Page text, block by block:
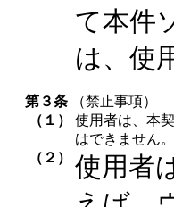
て本件
は、使
第３条 （禁止事項）
（１） 使用者は、本
はできません。
（２） 使用者